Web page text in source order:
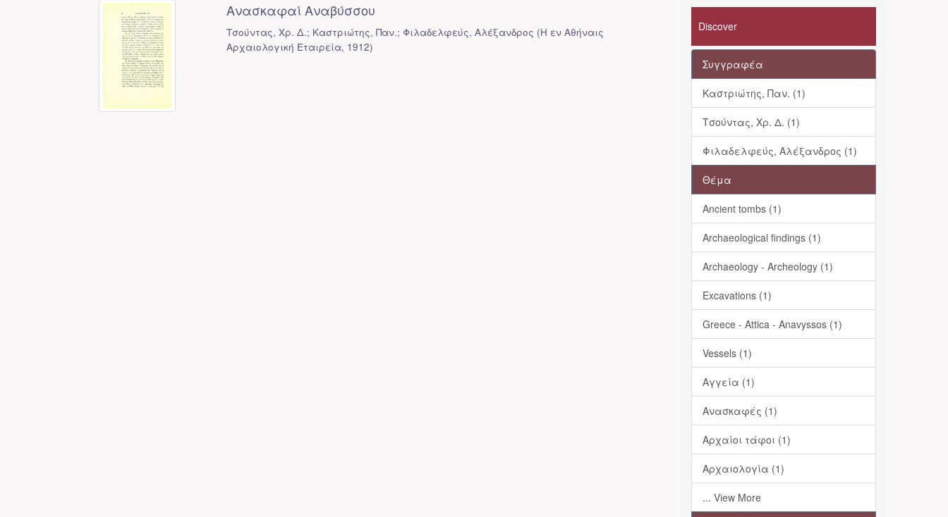
Ανασκαφαί Αναβύσσου
Τσούντας, Χρ. Δ.; Καστριώτης, Παν.; Φιλαδελφεύς, Αλέξανδρος (Η εν Αθήναις
Αρχαιολογική Εταιρεία, 1912)
Discover
Συγγραφέα
Καστριώτης, Παν. (1)
Τσούντας, Χρ. Δ. (1)
Φιλαδελφεύς, Αλέξανδρος (1)
Θέμα
Ancient tombs (1)
Archaeological findings (1)
Archaeology - Archeology (1)
Excavations (1)
Greece - Attica - Anavyssos (1)
Vessels (1)
Αγγεία (1)
Ανασκαφές (1)
Αρχαίοι τάφοι (1)
Αρχαιολογία (1)
... View More